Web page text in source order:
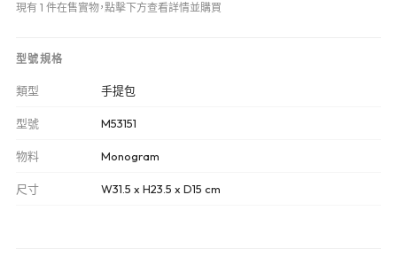
現有 1 件在售實物，點擊下方查看詳情並購買
型號規格
類型 手提包
型號 M53151
物料 Monogram
尺寸 W31.5 x H23.5 x D15 cm